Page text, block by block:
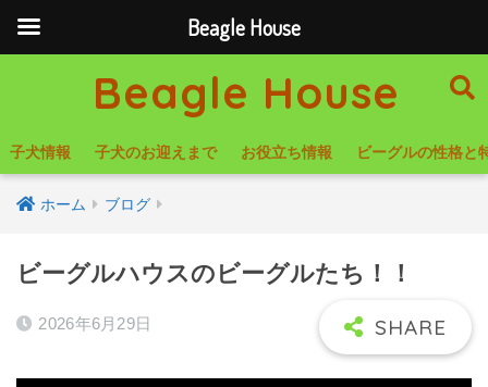
Beagle House
子犬情報 子犬のお迎えまで お役立ち情報 ビーグルの性格と
ホーム ブログ
ビーグルハウスのビーグルたち！！
2026年6月29日
Beagle House